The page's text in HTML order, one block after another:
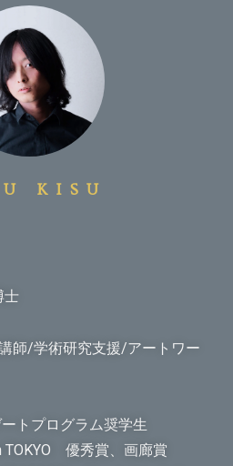
KISU
士
師/学術研究支援/アートワー
トプログラム奨学生
TOKYO 優秀賞、画廊賞